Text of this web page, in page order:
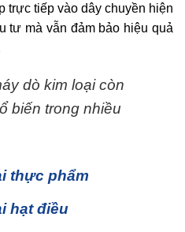
trực tiếp vào dây chuyền hiện
tư mà vẫn đảm bảo hiệu quả
dò kim loại còn
biến trong nhiều
thực phẩm
hạt điều